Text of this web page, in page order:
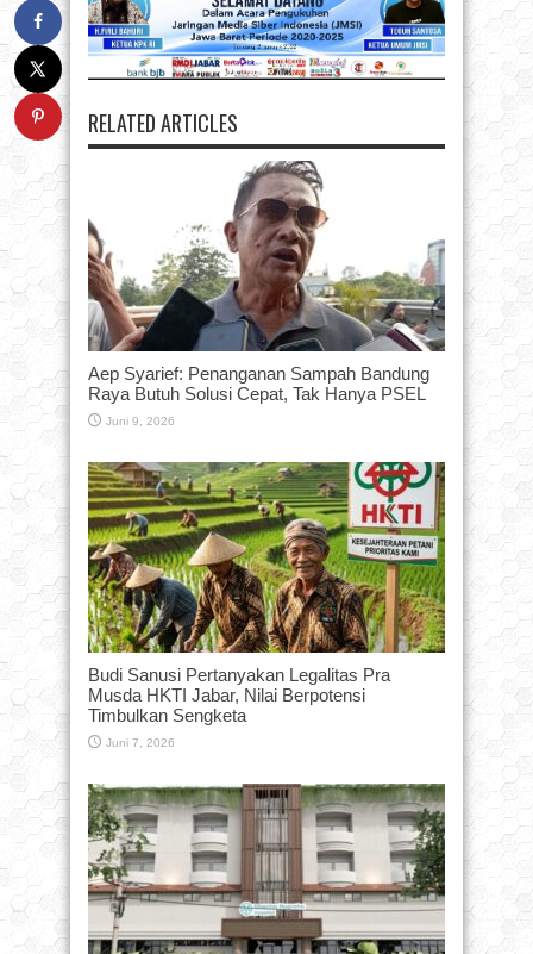
RELATED ARTICLES
Aep Syarief: Penanganan Sampah Bandung
Raya Butuh Solusi Cepat, Tak Hanya PSEL
Juni 9, 2026
Budi Sanusi Pertanyakan Legalitas Pra
Musda HKTI Jabar, Nilai Berpotensi
Timbulkan Sengketa
Juni 7, 2026